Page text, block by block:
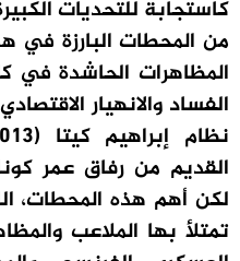
كاستجابة للتحديات
من المحطات البارزة في
المظاهرات الحاشدة في
الفساد والانهيار
القديم من رفاق عمر
لكن أهم هذه المحطات،
تمتلأ بها الملاعب